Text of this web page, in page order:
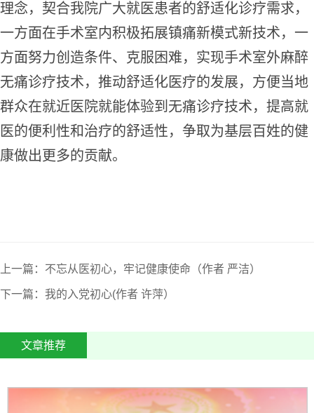
理念，契合我院广大就医患者的舒适化诊疗需求，
一方面在手术室内积极拓展镇痛新模式新技术，一
方面努力创造条件、克服困难，实现手术室外麻醉
无痛诊疗技术，推动舒适化医疗的发展，方便当地
群众在就近医院就能体验到无痛诊疗技术，提高就
医的便利性和治疗的舒适性，争取为基层百姓的健
康做出更多的贡献。
上一篇：不忘从医初心，牢记健康使命（作者 严洁）
下一篇：我的入党初心(作者 许萍）
文章推荐